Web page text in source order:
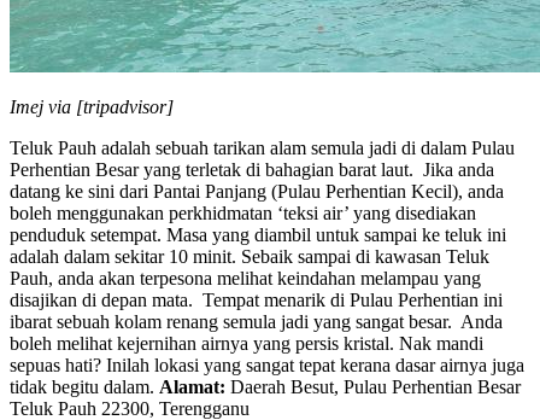
Imej via [tripadvisor]
Teluk Pauh adalah sebuah tarikan alam semula jadi di dalam Pulau
Perhentian Besar yang terletak di bahagian barat laut. Jika anda
datang ke sini dari Pantai Panjang (Pulau Perhentian Kecil), anda
boleh menggunakan perkhidmatan ‘teksi air’ yang disediakan
penduduk setempat. Masa yang diambil untuk sampai ke teluk ini
adalah dalam sekitar 10 minit. Sebaik sampai di kawasan Teluk
Pauh, anda akan terpesona melihat keindahan melampau yang
disajikan di depan mata. Tempat menarik di Pulau Perhentian ini
ibarat sebuah kolam renang semula jadi yang sangat besar. Anda
boleh melihat kejernihan airnya yang persis kristal. Nak mandi
sepuas hati? Inilah lokasi yang sangat tepat kerana dasar airnya juga
tidak begitu dalam. Alamat: Daerah Besut, Pulau Perhentian Besar
Teluk Pauh 22300, Terengganu